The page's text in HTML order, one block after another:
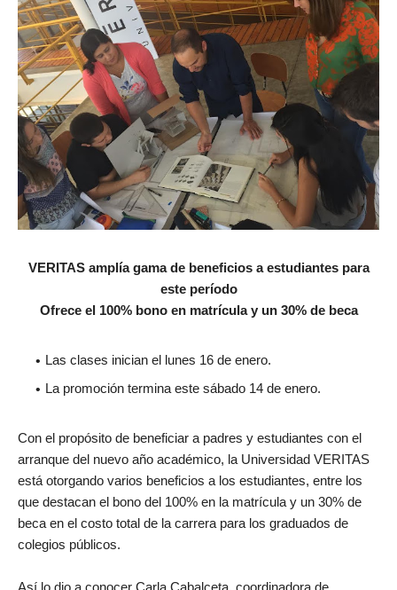
VERITAS amplía gama de beneficios a estudiantes para
este período
Ofrece el 100% bono en matrícula y un 30% de beca
Las clases inician el lunes 16 de enero.
La promoción termina este sábado 14 de enero.
Con el propósito de beneficiar a padres y estudiantes con el
arranque del nuevo año académico, la Universidad VERITAS
está otorgando varios beneficios a los estudiantes, entre los
que destacan el bono del 100% en la matrícula y un 30% de
beca en el costo total de la carrera para los graduados de
colegios públicos.